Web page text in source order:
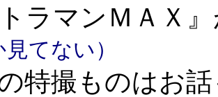
トラマンＭＡＸ
てない）
特撮ものはお